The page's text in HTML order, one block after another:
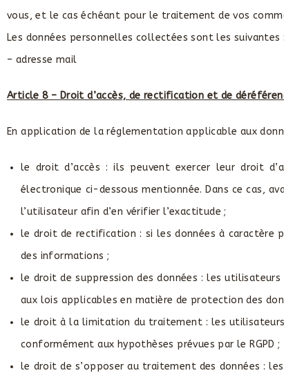
vous, et le cas échéant pour le traitement de vos
Les données personnelles collectées sont les suivantes
– adresse mail
Article 8 – Droit d’accès, de rectification et de
En application de la réglementation applicable aux
le droit d’accès : ils peuvent exercer leur droit
électronique ci-dessous mentionnée. Dans ce cas,
l’utilisateur afin d’en vérifier l’exactitude ;
le droit de rectification : si les données à caractère
des informations ;
le droit de suppression des données : les
aux lois applicables en matière de protection des
le droit à la limitation du traitement : les
conformément aux hypothèses prévues par le RGPD ;
le droit de s’opposer au traitement des données :